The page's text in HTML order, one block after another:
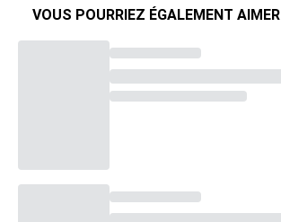
VOUS POURRIEZ ÉGALEMENT AIMER